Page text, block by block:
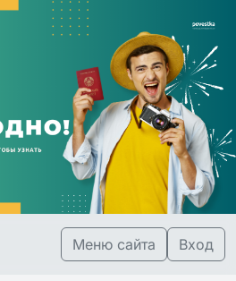
Меню сайта Вход